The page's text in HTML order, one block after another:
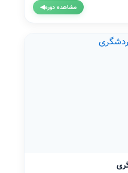
مشاهده دوره◀